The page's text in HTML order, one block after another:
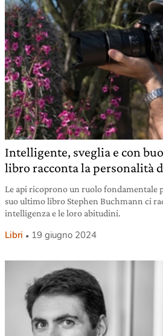
Intelligente, sveglia e con
libro racconta la personalità
Le api ricoprono un ruolo fondamentale
suo ultimo libro Stephen Buchmann ci
intelligenza e le loro abitudini.
Libri 19 giugno 2024